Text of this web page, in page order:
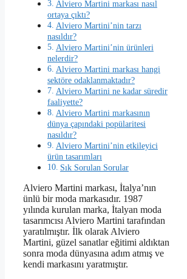
Alviero Martini markası nasıl
ortaya çıktı?
Alviero Martini’nin tarzı
nasıldır?
Alviero Martini’nin ürünleri
nelerdir?
Alviero Martini markası hangi
sektöre odaklanmaktadır?
Alviero Martini ne kadar süredir
faaliyette?
Alviero Martini markasının
dünya çapındaki popülaritesi
nasıldır?
Alviero Martini’nin etkileyici
ürün tasarımları
Sık Sorulan Sorular
Alviero Martini markası, İtalya’nın
ünlü bir moda markasıdır. 1987
yılında kurulan marka, İtalyan moda
tasarımcısı Alviero Martini tarafından
yaratılmıştır. İlk olarak Alviero
Martini, güzel sanatlar eğitimi aldıktan
sonra moda dünyasına adım atmış ve
kendi markasını yaratmıştır.